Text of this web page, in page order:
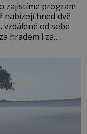
zajistíme program
nabízejí hned dvě
od sebe
hradem i za
vznikla někdy
zaznamenali